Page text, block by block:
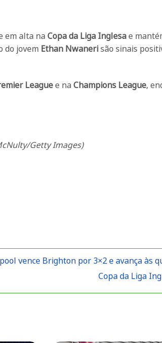
em alta na Copa da Liga Inglesae
do jovem Ethan Nwanerisão sinais
Leaguee na Champions League,
Getty Images)
vence Brighton por 3×2 e avança às
Copa da Liga